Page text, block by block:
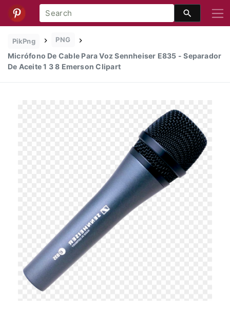
PikPng PNG
Micrófono De Cable Para Voz Sennheiser E835 - Separador
De Aceite 1 3 8 Emerson Clipart